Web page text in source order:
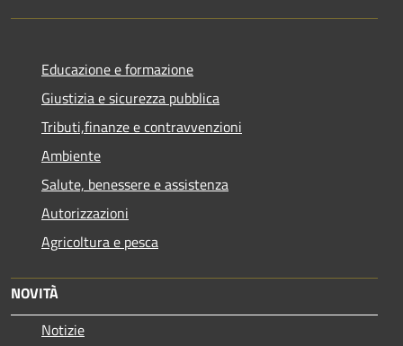
Educazione e formazione
Giustizia e sicurezza pubblica
Tributi,finanze e contravvenzioni
Ambiente
Salute, benessere e assistenza
Autorizzazioni
Agricoltura e pesca
NOVITÀ
Notizie